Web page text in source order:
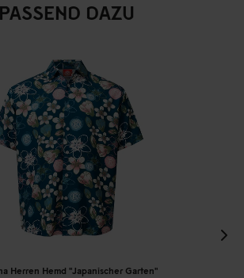
PASSEND DAZU
Herren Hemd "Japanischer Garten"